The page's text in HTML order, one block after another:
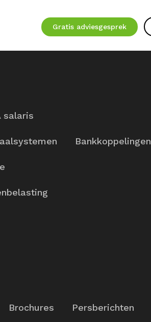
Gratis adviesgesprek
salaris
Bankkoppelingen
Brochures Persberichten